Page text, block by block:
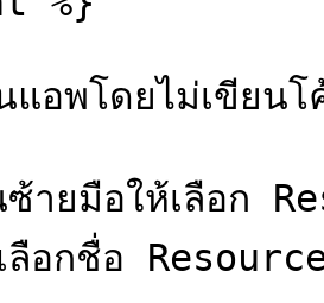
อพโดยไม่เขียนโ
ายมือให้เลือก
ลือกชื่อ